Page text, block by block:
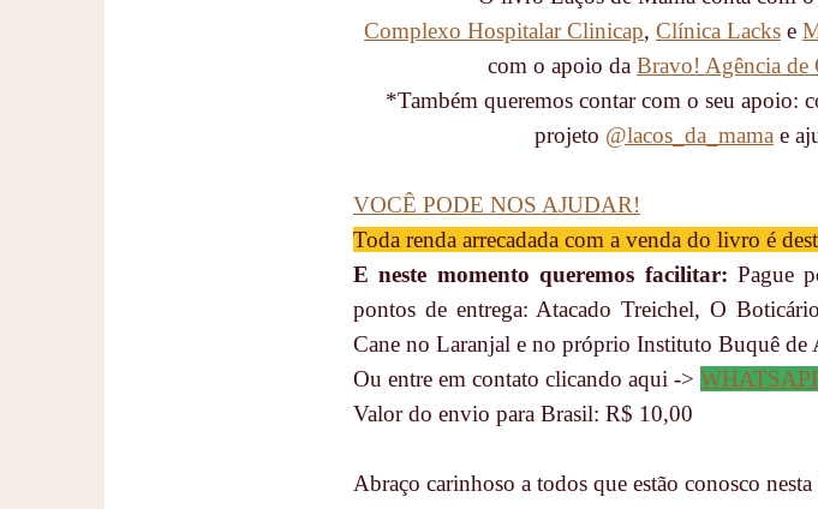
Complexo Hospitalar Clinicap, Clínica Lacks e
com o apoio da Bravo! Agência de
*Também queremos contar com o seu apoio:
projeto @lacos_da_mama e
VOCÊ PODE NOS AJUDAR!
Toda renda arrecadada com a venda do livro é
E neste momento queremos facilitar: Pague
pontos de entrega: Atacado Treichel, O
Cane no Laranjal e no próprio Instituto Buquê
Ou entre em contato clicando aqui ->
Valor do envio para Brasil: R$ 10,00
Abraço carinhoso a todos que estão conosco